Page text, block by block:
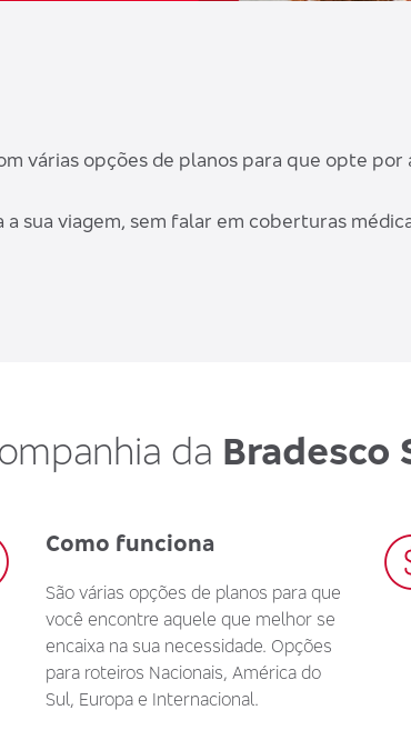
várias opções de planos para que opte
sua viagem, sem falar em coberturas
da Bradesco
Como funciona
São várias opções de planos para que
você encontre aquele que melhor se
encaixa na sua necessidade. Opções
para roteiros Nacionais, América do
Sul, Europa e Internacional.